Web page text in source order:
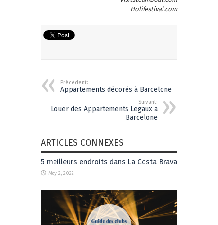
Holifestival.com
Précédent:
Appartements décorés à Barcelone
Suivant:
Louer des Appartements Legaux a
Barcelone
ARTICLES CONNEXES
5 meilleurs endroits dans La Costa Brava
May 2, 2022